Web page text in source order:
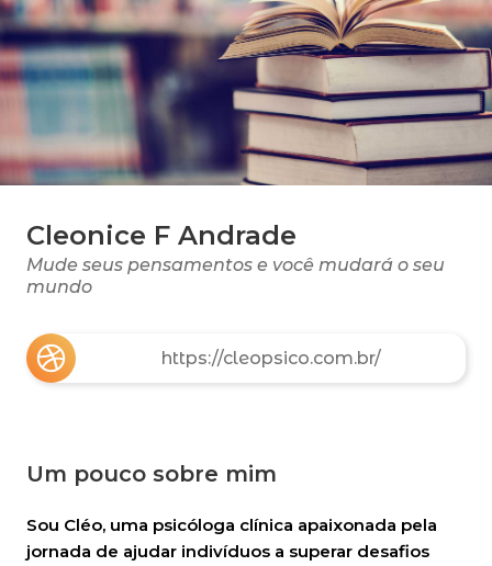
Cleonice F Andrade
Mude seus pensamentos e você mudará o seu
mundo
https://cleopsico.com.br/
Um pouco sobre mim
Sou Cléo, uma psicóloga clínica apaixonada pela
jornada de ajudar indivíduos a superar desafios